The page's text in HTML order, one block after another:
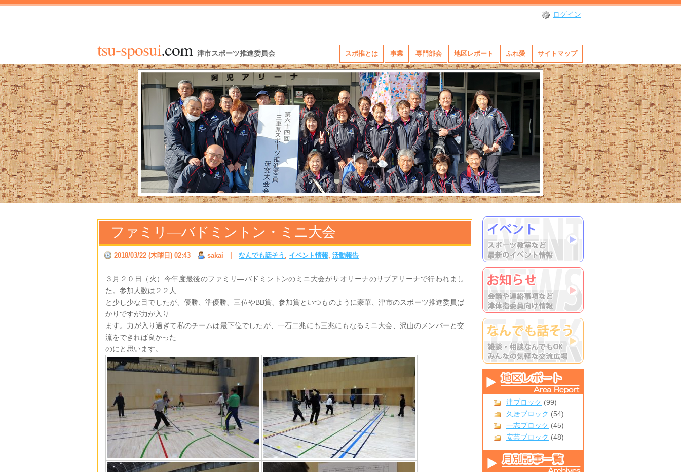
ログイン
tsu-sposui.com 津市スポーツ推進委員会 スポ推とは 事業 専門部会 地区レポート ふれ愛 サイトマップ
津ブロック (99)
久居ブロック (54)
一志ブロック (45)
安芸ブロック (48)
ファミリ―バドミントン・ミニ大会
2018/03/22 (木曜日) 02:43 sakai なんでも話そう , イベント情報, 活動報告
３月２０日（火）今年度最後のファミリ―バドミントンのミニ大会がサオリーナのサブアリーナで行われまし
た。参加人数は２２人
と少し少な目でしたが、優勝、準優勝、三位やBB賞、参加賞といつものように豪華、津市のスポーツ推進委員ば
かりですが力が入り
ます。力が入り過ぎて私のチームは最下位でしたが、一石二兆にも三兆にもなるミニ大会、沢山のメンバーと交
流をできれば良かった
のにと思います。